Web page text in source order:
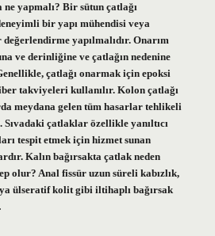
yapmalı? Bir sütun çatlağı
bir yapı mühendisi veya
yapılmalıdır. Onarım
ve derinliğine ve çatlağın nedenine
çatlağı onarmak için epoksi
takviyeleri kullanılır. Kolon çatlağı
meydana gelen tüm hasarlar tehlikeli
çatlaklar özellikle yanıltıcı
tespit etmek için hizmet sunan
Kalın bağırsakta çatlak neden
olur? Anal fissür uzun süreli kabızlık,
ülseratif kolit gibi iltihaplı bağırsak